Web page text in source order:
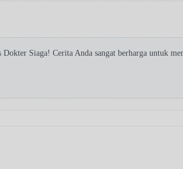
Siaga! Cerita Anda sangat berharga untuk